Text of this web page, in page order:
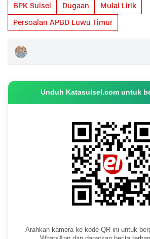
BPK Sulsel Dugaan
Mulai Lirik
Persoalan APBD Luwu Timur
Unduh Katasulsel.com untuk
Arahkan kamera ke kode QR ini untuk